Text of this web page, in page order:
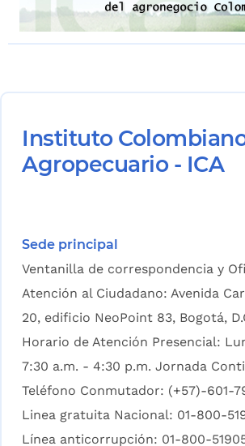
Instituto
Agropecuario - ICA
Sede principal
Ventanilla de correspondencia y
Atención al Ciudadano: Avenida
20, edificio NeoPoint 83, Bogotá,
Horario de Atención Presencial:
7:30 a.m. - 4:30 p.m. Jornada
Teléfono Conmutador: (+57)-601-
Linea gratuita Nacional: 01-800-
Línea anticorrupción: 01-800-